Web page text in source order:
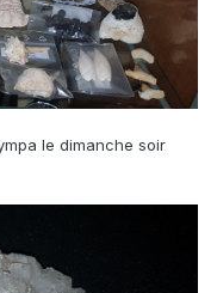
le dimanche soir